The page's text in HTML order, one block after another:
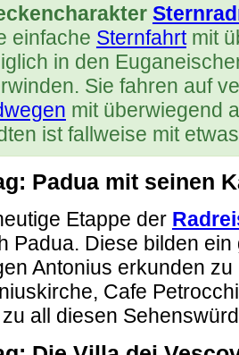
einfache Sternfahrtmit
in den
Sie fahren auf
mit überwiegend
ist fallweise mit
Padua mit seinen
Etappe der
Padua. Diese bilden
Antonius erkunden
Cafe
all diesen